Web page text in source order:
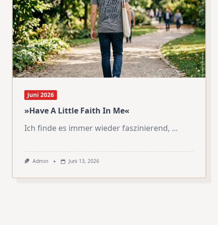
Juni 2026
»Have A Little Faith In Me«
Ich finde es immer wieder faszinierend, ...
Admin Juni 13, 2026